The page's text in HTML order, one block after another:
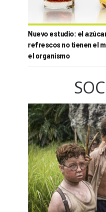
Nuevo estudio: el
refrescos no tienen el
el organismo